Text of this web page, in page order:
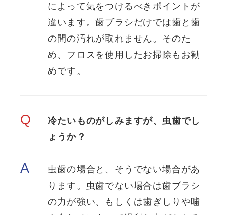
によって気をつけるべきポイントが
違います。歯ブラシだけでは歯と歯
の間の汚れが取れません。そのた
め、フロスを使用したお掃除もお勧
めです。
Q
冷たいものがしみますが、虫歯でし
ょうか？
A
虫歯の場合と、そうでない場合があ
ります。虫歯でない場合は歯ブラシ
の力が強い、もしくは歯ぎしりや噛